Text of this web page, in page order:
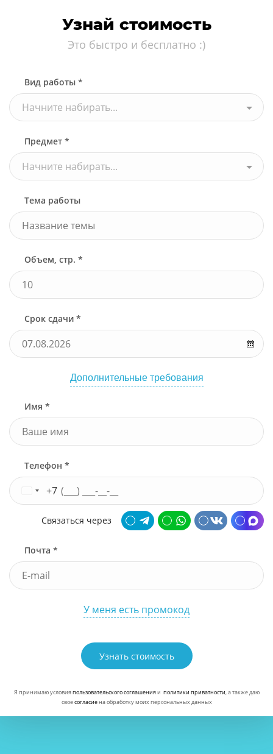
Узнай стоимость
Это быстро и бесплатно :)
Вид работы *
Начните набирать...
Предмет *
Начните набирать...
Тема работы
Объем, стр. *
Срок сдачи *
Дополнительные требования
Имя *
Телефон *
+7
Связаться через
Почта *
У меня есть промокод
Узнать стоимость
Я принимаю условияпользовательского соглашенияи политики приватности, а также даю
своесогласиена обработку моих персональных данных